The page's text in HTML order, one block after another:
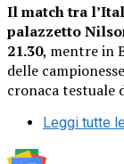
Il match tra
palazzetto
21.30, mentre in
delle
cronaca testuale
Leggi tutte